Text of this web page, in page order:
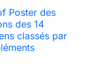
Poster des
des 14
classés par